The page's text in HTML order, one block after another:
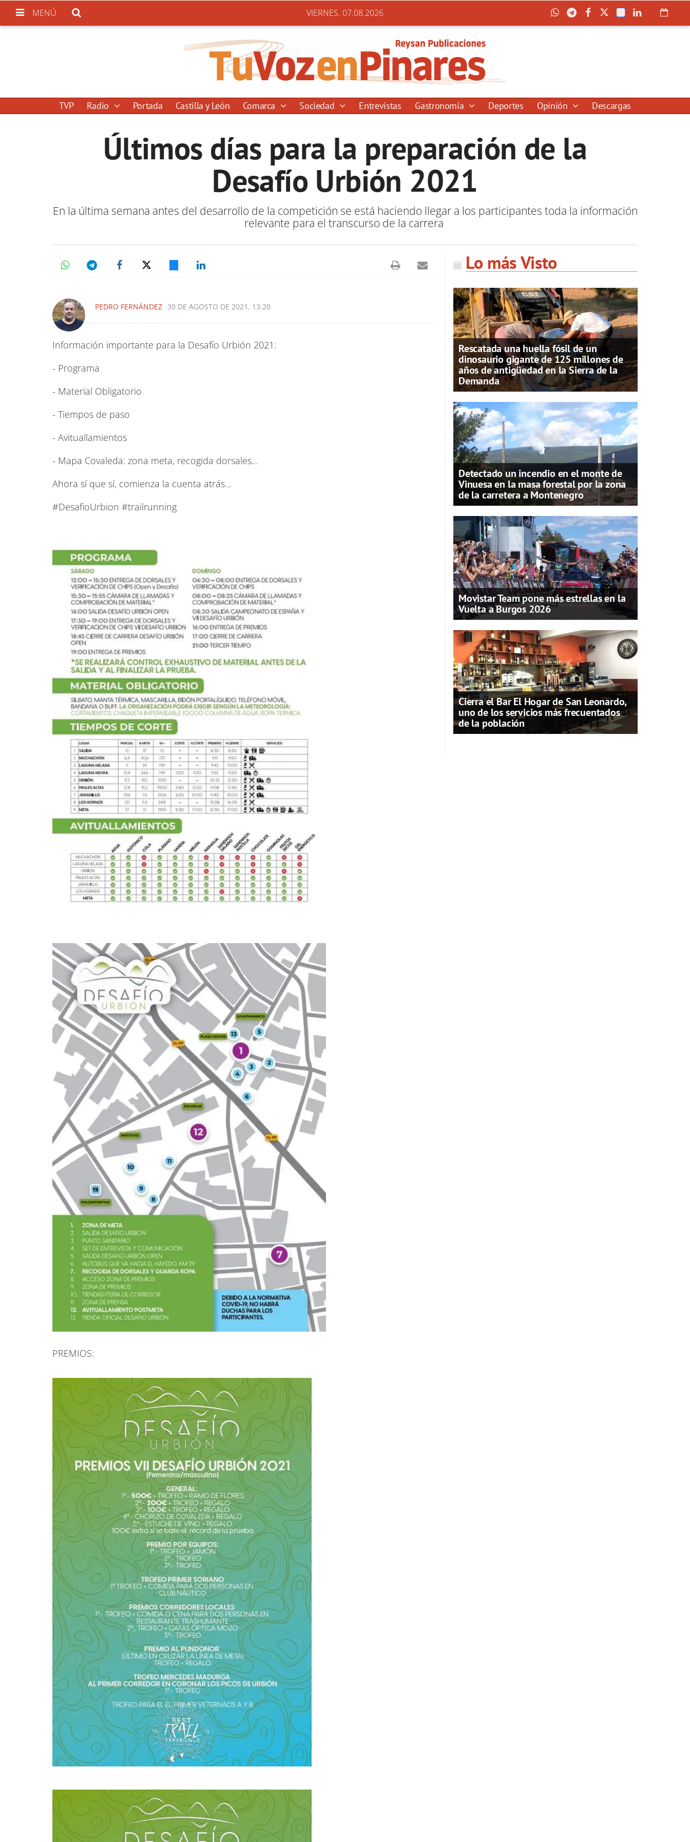
MENÚ VIERNES. 07.08.2026
TVP Radio Portada Castilla y León Comarca Sociedad Entrevistas Gastronomía Deportes Opinión Descargas
Últimos días para la preparación de la
Desafío Urbión 2021
En la última semana antes del desarrollo de la competición se está haciendo llegar a los participantes toda la información
relevante para el transcurso de la carrera
PEDRO FERNÁNDEZ 30 DE AGOSTO DE 2021, 13:20
Información importante para la Desafío Urbión 2021:
- Programa
- Material Obligatorio
- Tiempos de paso
- Avituallamientos
- Mapa Covaleda: zona meta, recogida dorsales…
Ahora sí que sí, comienza la cuenta atrás…
#DesafioUrbion #trailrunning
PREMIOS:
Lo más Visto
Rescatada una huella fósil de un
dinosaurio gigante de 125 millones de
años de antigüedad en la Sierra de la
Demanda
Detectado un incendio en el monte de
Vinuesa en la masa forestal por la zona
de la carretera a Montenegro
Movistar Team pone más estrellas en la
Vuelta a Burgos 2026
Cierra el Bar El Hogar de San Leonardo,
uno de los servicios más frecuentados
de la población